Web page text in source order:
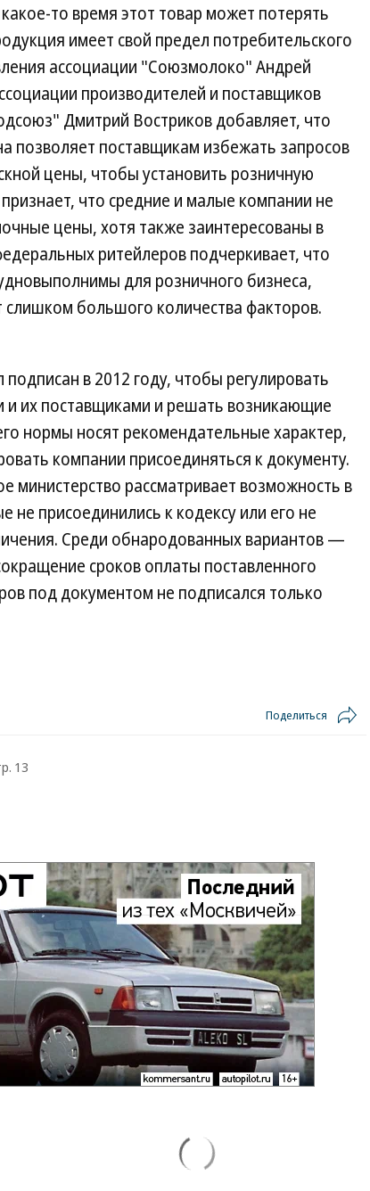
то время этот товар может потерять
имеет свой предел потребительского
ассоциации "Союзмолоко" Андрей
производителей и поставщиков
Дмитрий Востриков добавляет, что
позволяет поставщикам избежать запросов
цены, чтобы установить розничную
что средние и малые компании не
цены, хотя также заинтересованы в
ритейлеров подчеркивает, что
для розничного бизнеса,
слишком большого количества факторов.
в 2012 году, чтобы регулировать
их поставщиками и решать возникающие
нормы носят рекомендательные характер,
компании присоединяться к документу.
рассматривает возможность в
присоединились к кодексу или его не
Среди обнародованных вариантов —
сроков оплаты поставленного
под документом не подписался только
Поделиться
13